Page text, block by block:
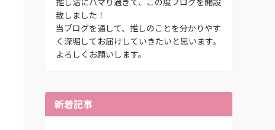
致しました！
当ブログを通して、推しのことを分かりやす
く深堀してお届けしていきたいと思います。
よろしくお願いします。
新着記事